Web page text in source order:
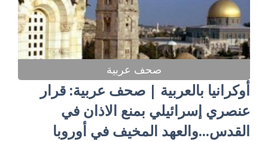
صحف عربية
أوكرانيا بالعربية | صحف عربية: قرار
عنصري إسرائيلي بمنع الاذان في
القدس...والعهد المخيف في أوروبا